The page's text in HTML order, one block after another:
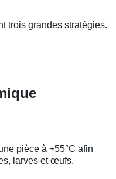
trois grandes stratégies.
pièce à +55°C afin
larves et œufs.